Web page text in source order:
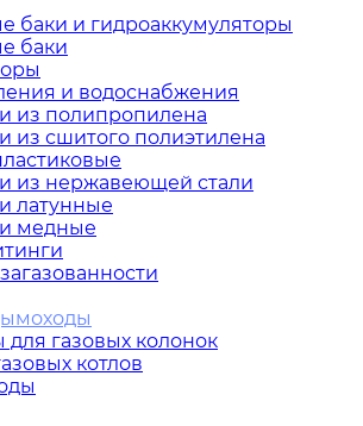
баки и гидроаккумуляторы
баки
и водоснабжения
из полипропилена
из сшитого полиэтилена
из нержавеющей стали
латунные
медные
для газовых колонок
котлов